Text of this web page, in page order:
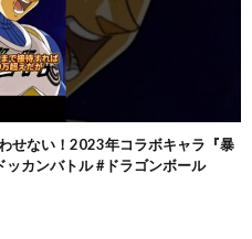
せない！2023年コラボキャラ『暴
カンバトル #ドラゴンボール